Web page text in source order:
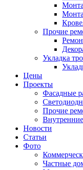
Прочие
Укладка
Цены
Проекты
Фасадные
Прочие
Новости
Статьи
Фото
Частные